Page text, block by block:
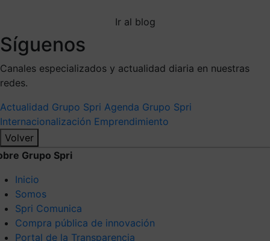
Ir al blog
Síguenos
Canales especializados y actualidad diaria en nuestras
redes.
Actualidad Grupo Spri Agenda Grupo Spri
Internacionalización Emprendimiento
Volver
Grupo Spri
Inicio
Somos
Spri Comunica
Compra pública de innovación
Portal de la Transparencia